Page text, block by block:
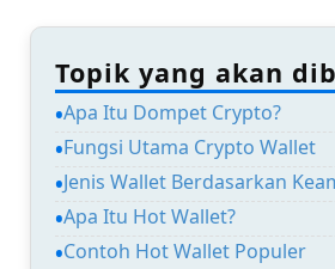
Topik yang akan
Apa Itu Dompet Crypto?
Fungsi Utama Crypto Wallet
Jenis Wallet Berdasarkan
Apa Itu Hot Wallet?
Contoh Hot Wallet Populer